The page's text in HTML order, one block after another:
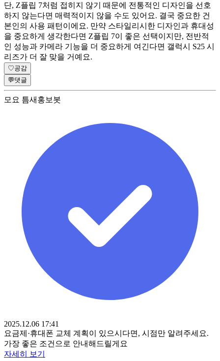
단, Z플립 7처럼 접히지 않기 때문에 전통적인 디자인을 선호
하지 않는다면 매력적이지 않을 수도 있어요. 결국 중요한 건
본인의 사용 패턴이에요. 만약 스타일리시한 디자인과 휴대성
을 중요하게 생각한다면 Z플립 7이 좋은 선택이지만, 전반적
인 성능과 카메라 기능을 더 중요하게 여긴다면 갤럭시 S25 시
리즈가 더 잘 맞을 거예요.
♡공감
💬댓글
모요 틈새홍보봇
2025.12.06 17:41
요금제·휴대폰 교체 계획이 있으시다면, 시점만 알려주세요.
가장 좋은 조건으로 안내해드릴게요
자세히 보기